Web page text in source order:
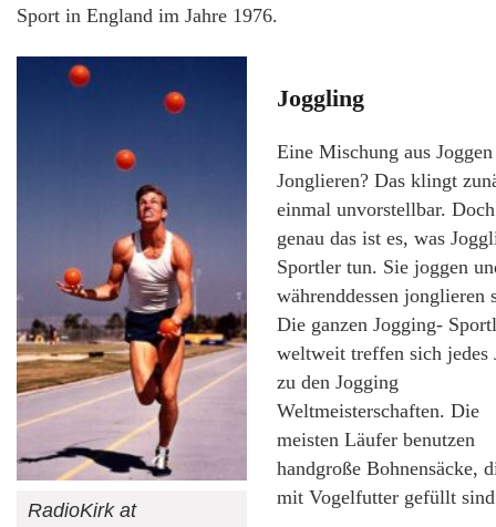
Sport in England im Jahre 1976.
RadioKirk at
Joggling
Eine Mischung aus
Jonglieren? Das klingt
einmal unvorstellbar. Doch
genau das ist es, was
Sportler tun. Sie joggen
währenddessen jonglieren
Die ganzen Jogging-
weltweit treffen sich jedes
zu den Jogging
Weltmeisterschaften. Die
meisten Läufer benutzen
handgroße Bohnensäcke,
mit Vogelfutter gefüllt